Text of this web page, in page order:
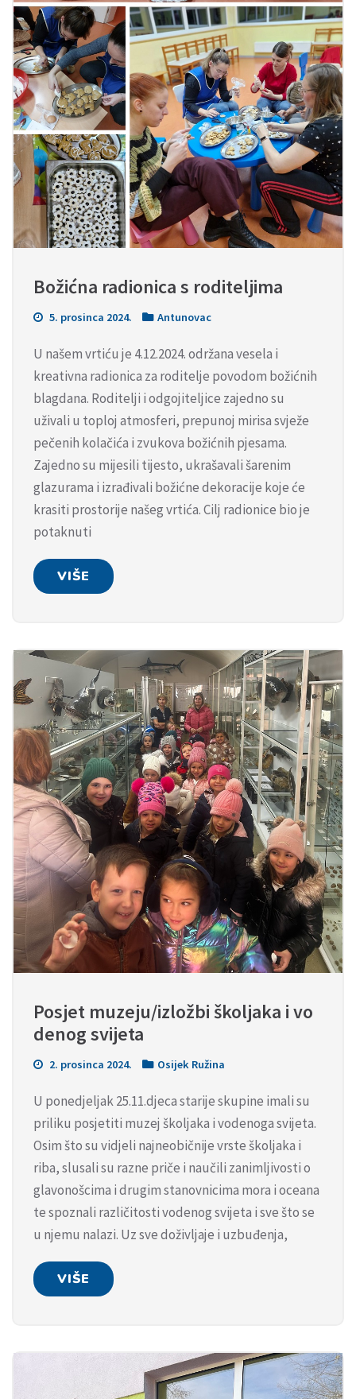
Božićna radionica s roditeljima
5. prosinca 2024. Antunovac
U našem vrtiću je 4.12.2024. održana vesela i
kreativna radionica za roditelje povodom božićnih
blagdana. Roditelji i odgojiteljice zajedno su
uživali u toploj atmosferi, prepunoj mirisa svježe
pečenih kolačića i zvukova božićnih pjesama.
Zajedno su mijesili tijesto, ukrašavali šarenim
glazurama i izrađivali božićne dekoracije koje će
krasiti prostorije našeg vrtića. Cilj radionice bio je
potaknuti
VIŠE
Posjet muzeju/izložbi školjaka i vo
denog svijeta
2. prosinca 2024. Osijek Ružina
U ponedjeljak 25.11.djeca starije skupine imali su
priliku posjetiti muzej školjaka i vodenoga svijeta.
Osim što su vidjeli najneobičnije vrste školjaka i
riba, slusali su razne priče i naučili zanimljivosti o
glavonošcima i drugim stanovnicima mora i oceana
te spoznali različitosti vodenog svijeta i sve što se
u njemu nalazi. Uz sve doživljaje i uzbuđenja,
VIŠE